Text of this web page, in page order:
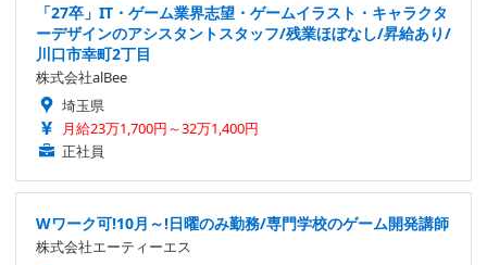
「27卒」IT・ゲーム業界志望・ゲームイラスト・キャラクタ
ーデザインのアシスタントスタッフ/残業ほぼなし/昇給あり/
川口市幸町2丁目
株式会社alBee
埼玉県
月給23万1,700円～32万1,400円
正社員
Wワーク可!10月～!日曜のみ勤務/専門学校のゲーム開発講師
株式会社エーティーエス